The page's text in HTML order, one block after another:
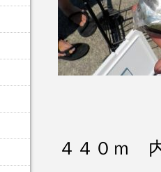
４４０ｍ